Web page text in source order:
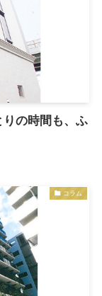
りの時間も、ふ
コラム